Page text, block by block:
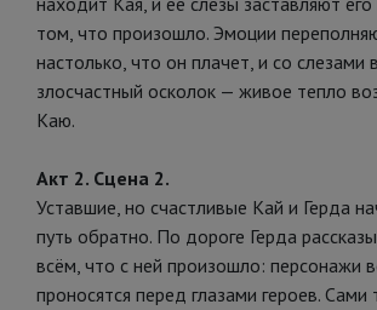
том, что произошло. Эмоции
настолько, что он плачет, и со слезами
злосчастный осколок — живое тепло
Каю.
Акт 2. Сцена 2.
Уставшие, но счастливые Кай и Герда
путь обратно. По дороге Герда
всём, что с ней произошло: персонажи
проносятся перед глазами героев. Сами